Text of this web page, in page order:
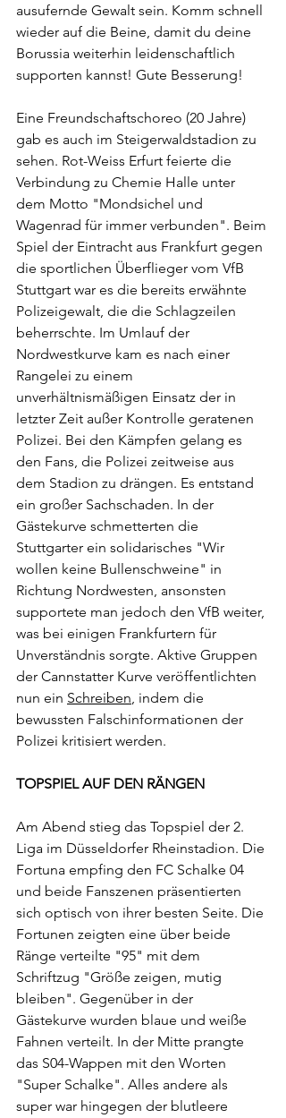
ausufernde Gewalt sein. Komm schnell
wieder auf die Beine, damit du deine
Borussia weiterhin leidenschaftlich
supporten kannst! Gute Besserung!
Eine Freundschaftschoreo (20 Jahre)
gab es auch im Steigerwaldstadion zu
sehen. Rot-Weiss Erfurt feierte die
Verbindung zu Chemie Halle unter
dem Motto "Mondsichel und
Wagenrad für immer verbunden". Beim
Spiel der Eintracht aus Frankfurt gegen
die sportlichen Überflieger vom VfB
Stuttgart war es die bereits erwähnte
Polizeigewalt, die die Schlagzeilen
beherrschte. Im Umlauf der
Nordwestkurve kam es nach einer
Rangelei zu einem
unverhältnismäßigen Einsatz der in
letzter Zeit außer Kontrolle geratenen
Polizei. Bei den Kämpfen gelang es
den Fans, die Polizei zeitweise aus
dem Stadion zu drängen. Es entstand
ein großer Sachschaden. In der
Gästekurve schmetterten die
Stuttgarter ein solidarisches "Wir
wollen keine Bullenschweine" in
Richtung Nordwesten, ansonsten
supportete man jedoch den VfB weiter,
was bei einigen Frankfurtern für
Unverständnis sorgte. Aktive Gruppen
der Cannstatter Kurve veröffentlichten
nun ein Schreiben , indem die
bewussten Falschinformationen der
Polizei kritisiert werden.
TOPSPIEL AUF DEN RÄNGEN
Am Abend stieg das Topspiel der 2.
Liga im Düsseldorfer Rheinstadion. Die
Fortuna empfing den FC Schalke 04
und beide Fanszenen präsentierten
sich optisch von ihrer besten Seite. Die
Fortunen zeigten eine über beide
Ränge verteilte "95" mit dem
Schriftzug "Größe zeigen, mutig
bleiben". Gegenüber in der
Gästekurve wurden blaue und weiße
Fahnen verteilt. In der Mitte prangte
das S04-Wappen mit den Worten
"Super Schalke". Alles andere als
super war hingegen der blutleere